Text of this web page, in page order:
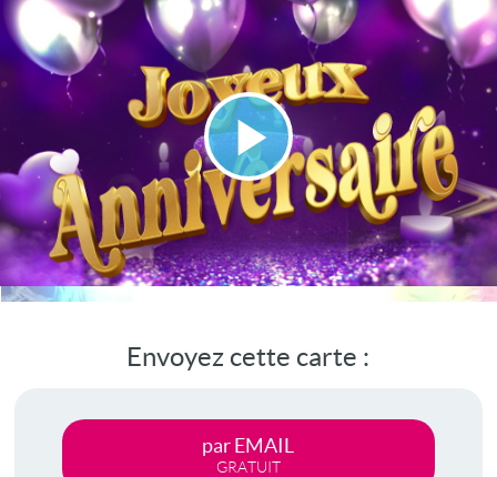
Lire
la
vidéo
Envoyez cette carte :
par EMAIL
GRATUIT